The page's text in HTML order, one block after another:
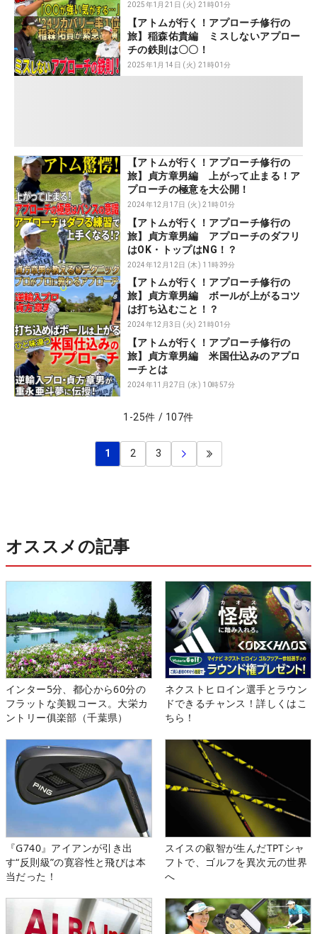
2025年1月21日 (火) 21時01分
【アトムが行く！アプローチ修行の
旅】稲森佑貴編 ミスしないアプロー
チの鉄則は〇〇！
2025年1月14日 (火) 21時01分
【アトムが行く！アプローチ修行の
旅】貞方章男編 上がって止まる！ア
プローチの極意を大公開！
2024年12月17日 (火) 21時01分
【アトムが行く！アプローチ修行の
旅】貞方章男編 アプローチのダフリ
はOK・トップはNG！？
2024年12月12日 (木) 11時39分
【アトムが行く！アプローチ修行の
旅】貞方章男編 ボールが上がるコツ
は打ち込むこと！？
2024年12月3日 (火) 21時01分
【アトムが行く！アプローチ修行の
旅】貞方章男編 米国仕込みのアプロ
ーチとは
2024年11月27日 (水) 10時57分
1 -25件 / 107件
1 2 3
オススメの記事
インター5分、都心から60分の
フラットな美観コース。大栄カ
ントリー俱楽部（千葉県）
ネクストヒロイン選手とラウン
ドできるチャンス！詳しくはこ
ちら！
『G740』アイアンが引き出
す“反則級”の寛容性と飛びは本
当だった！
スイスの叡智が生んだTPTシャ
フトで、ゴルフを異次元の世界
へ